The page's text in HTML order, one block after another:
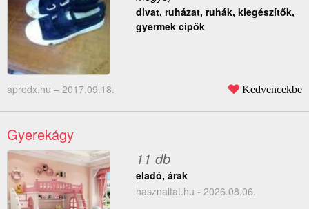
divat, ruházat, ruhák, kiegészítők,
gyermek cipők
aprodx.hu – 2017.09.18. Kedvencekbe
Gyerekágy
11 db
eladó, árak
hasznaltat.hu - 2026.08.06.